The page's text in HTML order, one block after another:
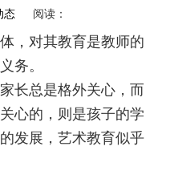
态 阅读：
对其教育是教师的
务。
总是格外关心，而
心的，则是孩子的学
发展，艺术教育似乎